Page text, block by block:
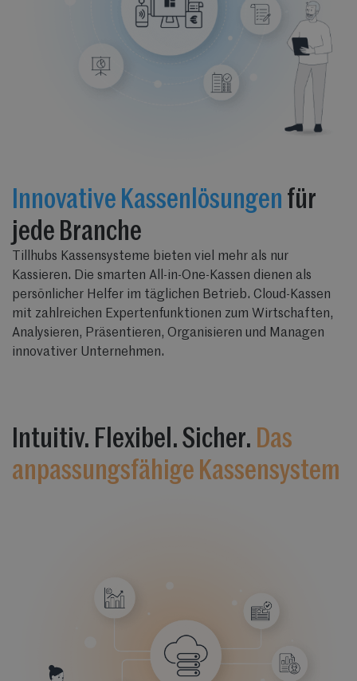
Innovative Kassenlösungen für
jede Branche
Tillhubs Kassensysteme bieten viel mehr als nur
Kassieren. Die smarten All-in-One-Kassen dienen als
persönlicher Helfer im täglichen Betrieb. Cloud-Kassen
mit zahlreichen Expertenfunktionen zum Wirtschaften,
Analysieren, Präsentieren, Organisieren und Managen
innovativer Unternehmen.
Intuitiv. Flexibel. Sicher. Das
anpassungsfähige Kassensystem